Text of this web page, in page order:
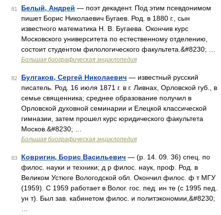
81 Белый, Андрей — поэт декадент. Под этим псевдонимом
пишет Борис Николаевич Бугаев. Род. в 1880 г., сын
известного математика Н. В. Бугаева. Окончив курс
Московского университета по естественному отделению,
состоит студентом филологического факультета.&#8230; …
Большая биографическая энциклопедия
82 Булгаков, Сергей Николаевич — известный русский
писатель. Род. 16 июля 1871 г. в г. Ливнах, Орловской губ., в
семье священника; среднее образование получил в
Орловской духовной семинарии и Елецкой классической
гимназии, затем прошел курс юридического факультета
Москов.&#8230; …
Большая биографическая энциклопедия
83 Ковригин, Борис Васильевич — (р. 14. 09. 36) спец. по
филос. науки и техники; д р филос. наук, проф. Род. в
Великом Устюге Вологодской обл. Окончил филос. ф т МГУ
(1959). С 1959 работает в Волог. гос. пед. ин те (с 1995 пед.
ун т). Был зав. кабинетом филос. и политэкономии,&#8230;